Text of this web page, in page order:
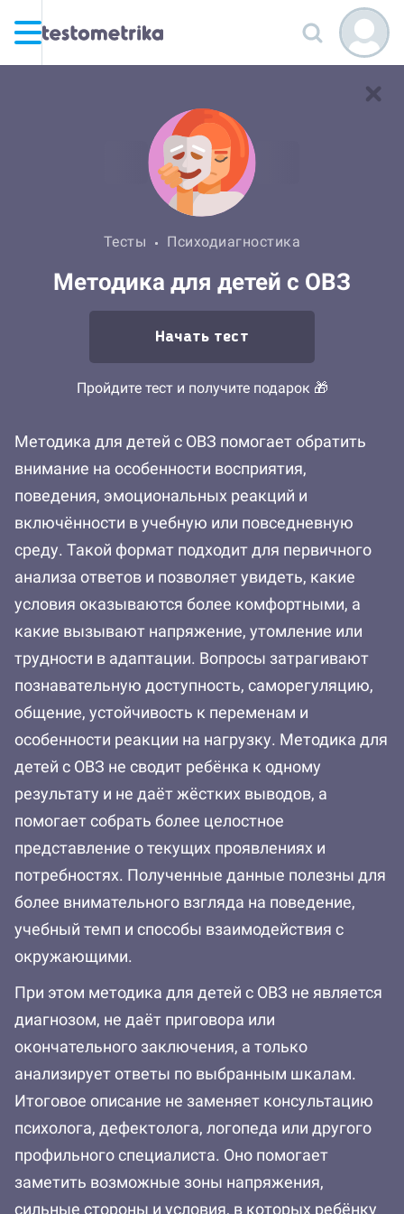
Тесты Психодиагностика
Методика для детей с ОВЗ
Начать тест
Пройдите тест и получите подарок 🎁
Методика для детей с ОВЗ помогает обратить
внимание на особенности восприятия,
поведения, эмоциональных реакций и
включённости в учебную или повседневную
среду. Такой формат подходит для первичного
анализа ответов и позволяет увидеть, какие
условия оказываются более комфортными, а
какие вызывают напряжение, утомление или
трудности в адаптации. Вопросы затрагивают
познавательную доступность, саморегуляцию,
общение, устойчивость к переменам и
особенности реакции на нагрузку. Методика для
детей с ОВЗ не сводит ребёнка к одному
результату и не даёт жёстких выводов, а
помогает собрать более целостное
представление о текущих проявлениях и
потребностях. Полученные данные полезны для
более внимательного взгляда на поведение,
учебный темп и способы взаимодействия с
окружающими.
При этом методика для детей с ОВЗ не является
диагнозом, не даёт приговора или
окончательного заключения, а только
анализирует ответы по выбранным шкалам.
Итоговое описание не заменяет консультацию
психолога, дефектолога, логопеда или другого
профильного специалиста. Оно помогает
заметить возможные зоны напряжения,
сильные стороны и условия, в которых ребёнку